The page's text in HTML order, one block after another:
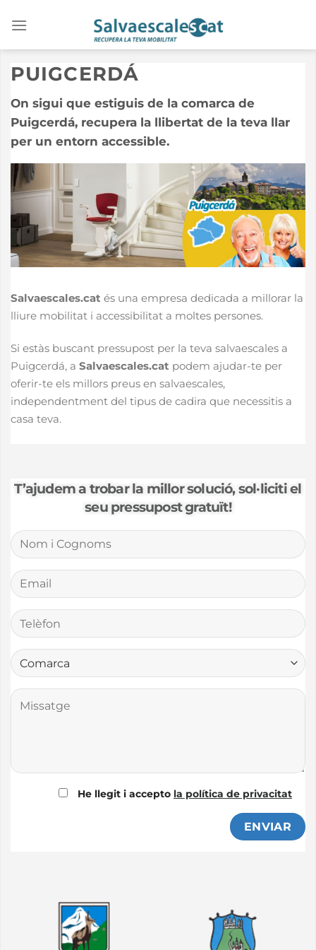
PUIGCERDÁ
On sigui que estiguis de la comarca de
Puigcerdá, recupera la llibertat de la teva llar
per un entorn accessible.
Salvaescales.cat és una empresa dedicada a millorar la
lliure mobilitat i accessibilitat a moltes persones.
Si estàs buscant pressupost per la teva salvaescales a
Puigcerdá, a Salvaescales.cat podem ajudar-te per
oferir-te els millors preus en salvaescales,
independentment del tipus de cadira que necessitis a
casa teva.
T’ajudem a trobar la millor solució, sol·liciti el
seu pressupost gratuït!
He llegit i accepto la política de privacitat